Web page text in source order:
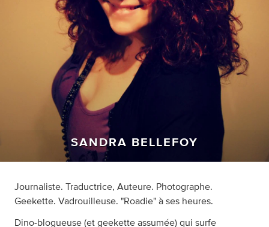
SANDRA BELLEFOY
Journaliste. Traductrice, Auteure. Photographe.
Geekette. Vadrouilleuse. "Roadie" à ses heures.
Dino-blogueuse (et geekette assumée) qui surfe